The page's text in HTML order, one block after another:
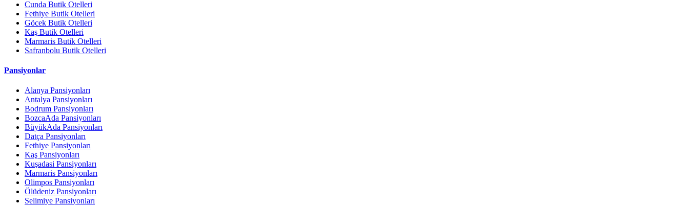
Cunda Butik Otelleri
Fethiye Butik Otelleri
Göcek Butik Otelleri
Kaş Butik Otelleri
Marmaris Butik Otelleri
Safranbolu Butik Otelleri
Pansiyonlar
Alanya Pansiyonları
Antalya Pansiyonları
Bodrum Pansiyonları
BozcaAda Pansiyonları
BüyükAda Pansiyonları
Datça Pansiyonları
Fethiye Pansiyonları
Kaş Pansiyonları
Kuşadasi Pansiyonları
Marmaris Pansiyonları
Olimpos Pansiyonları
Ölüdeniz Pansiyonları
Selimiye Pansiyonları